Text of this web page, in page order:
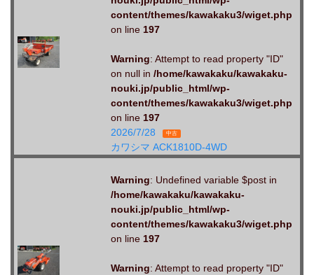
content/themes/kawakaku3/wiget.php
on line 197
Warning: Attempt to read property "ID"
on null in /home/kawakaku/kawakaku-
nouki.jp/public_html/wp-
content/themes/kawakaku3/wiget.php
on line 197
2026/7/28
中古
カワシマ ACK1810D-4WD
Warning: Undefined variable $post in
/home/kawakaku/kawakaku-
nouki.jp/public_html/wp-
content/themes/kawakaku3/wiget.php
on line 197
Warning: Attempt to read property "ID"